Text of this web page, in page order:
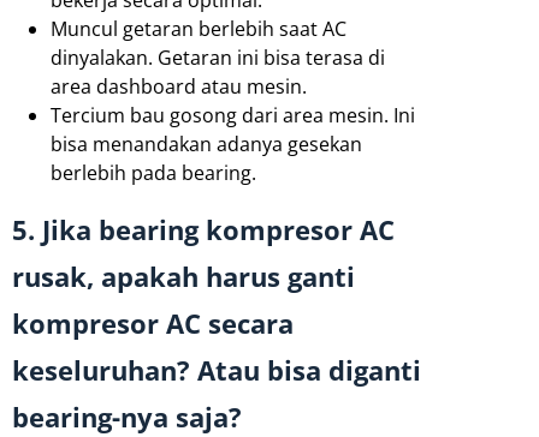
Muncul getaran berlebih saat AC
dinyalakan. Getaran ini bisa terasa di
area dashboard atau mesin.
Tercium bau gosong dari area mesin. Ini
bisa menandakan adanya gesekan
berlebih pada bearing.
5. Jika bearing kompresor AC
rusak, apakah harus ganti
kompresor AC secara
keseluruhan? Atau bisa diganti
bearing-nya saja?